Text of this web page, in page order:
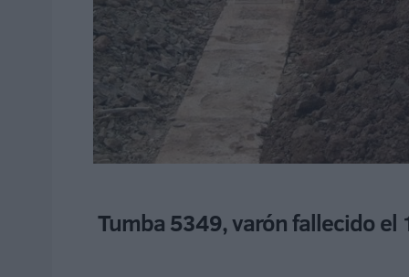
Tumba 5349, varón fallecido el